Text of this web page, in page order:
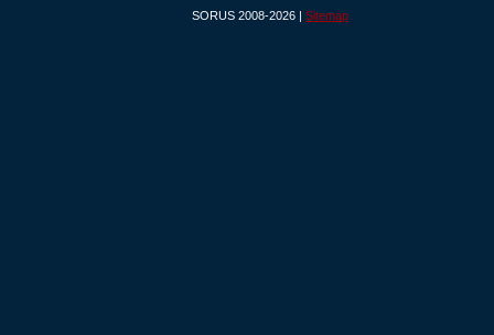
SORUS 2008-2026 | Sitemap